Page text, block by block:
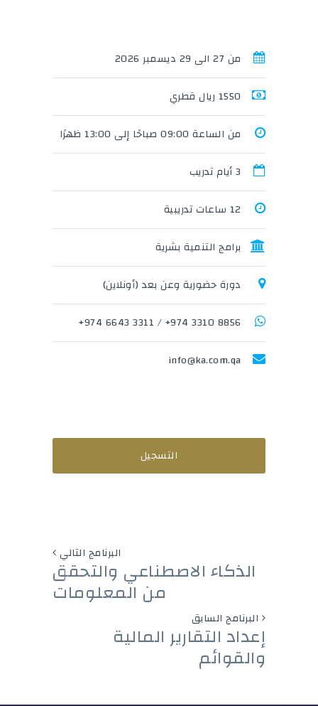
من 27 الى 29 ديسمبر 2026
1550 ريال قطري
من الساعة 09:00 صباحًا إلى 13:00 ظهرًا
3 أيام تدريب
12 ساعات تدريبية
برامج التنمية بشرية
دورة حضورية وعن بعد (أونلاين)
8856 3310 974+
/
3311 6643 974+
info@ka.com.qa
التسجيل
البرنامج التالي
الذكاء الاصطناعي والتحقق
من المعلومات
البرنامج السابق
إعداد التقارير المالية
والقوائم